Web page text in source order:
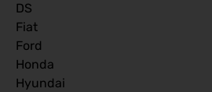
DS
Fiat
Ford
Honda
Hyundai